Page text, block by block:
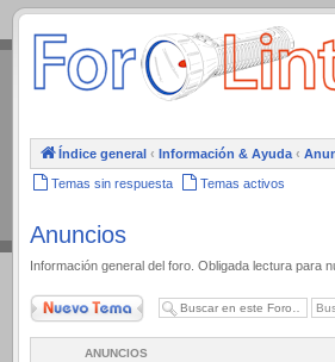
.
Índice general ‹ Información & Ayuda ‹
Temas sin respuesta Temas activos
Anuncios
Información general del foro. Obligada lectura para
Nuevo Tema
ANUNCIOS